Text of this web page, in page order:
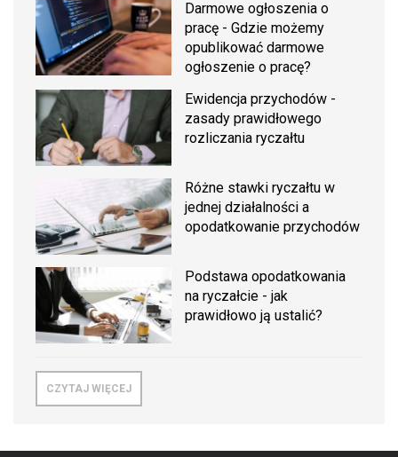
Darmowe ogłoszenia o
pracę - Gdzie możemy
opublikować darmowe
ogłoszenie o pracę?
Ewidencja przychodów -
zasady prawidłowego
rozliczania ryczałtu
Różne stawki ryczałtu w
jednej działalności a
opodatkowanie przychodów
Podstawa opodatkowania
na ryczałcie - jak
prawidłowo ją ustalić?
CZYTAJ WIĘCEJ